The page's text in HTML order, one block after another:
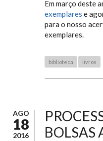
Em março deste
exemplares e
para o nosso
exemplares.
biblioteca livros
AGO
18
2016
BOLSAS